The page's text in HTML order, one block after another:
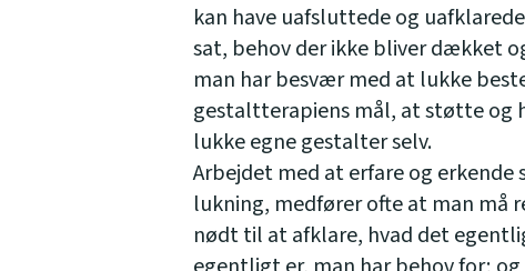
kan have uafsluttede og
sat, behov der ikke bliver dækket
man har besvær med at lukke
gestaltterapiens mål, at støtte
lukke egne gestalter selv.
Arbejdet med at erfare og erkende
lukning, medfører ofte at man må
nødt til at afklare, hvad det